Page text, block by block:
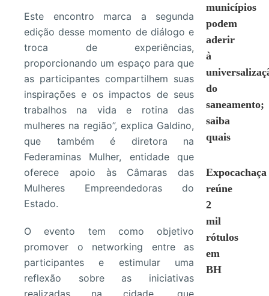
Este encontro marca a segunda
edição desse momento de diálogo e
troca de experiências,
proporcionando um espaço para que
as participantes compartilhem suas
inspirações e os impactos de seus
trabalhos na vida e rotina das
mulheres na região”, explica Galdino,
que também é diretora na
Federaminas Mulher, entidade que
oferece apoio às Câmaras das
Mulheres Empreendedoras do
Estado.
O evento tem como objetivo
promover o networking entre as
participantes e estimular uma
reflexão sobre as iniciativas
realizadas na cidade, que
municípios
podem
aderir
à
do
saneamento;
saiba
quais
Expocachaça
reúne
2
mil
rótulos
em
BH